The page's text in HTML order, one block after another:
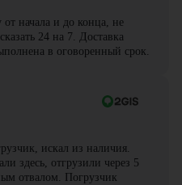
начала и до конца, не
24 на 7. Доставка
в оговоренный срок.
искал из наличия.
здесь, отгрузили через 5
отвалом. Погрузчик